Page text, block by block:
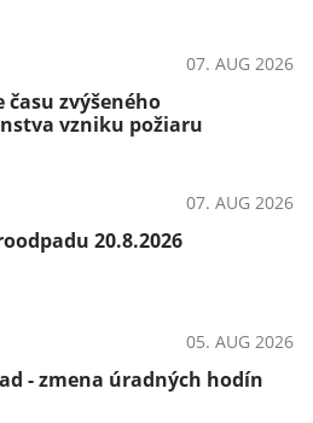
07. AUG 2026
času zvýšeného
vzniku požiaru
07. AUG 2026
20.8.2026
05. AUG 2026
- zmena úradných hodín